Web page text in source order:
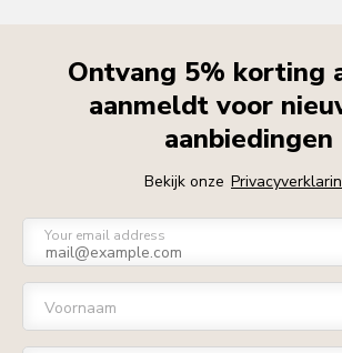
Ontvang 5% korting
aanmeldt voor
aanbiedingen
Bekijk onze
Your email address
Voornaam